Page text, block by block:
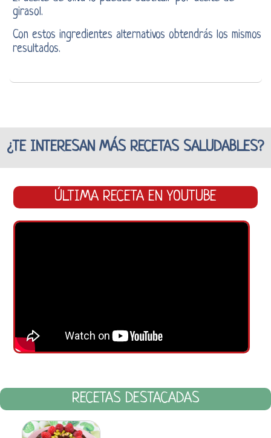
girasol.
Con estos ingredientes alternativos obtendrás los mismos
resultados.
¿TE INTERESAN MÁS RECETAS SALUDABLES?
ÚLTIMA RECETA EN YOUTUBE
RECETAS DESTACADAS